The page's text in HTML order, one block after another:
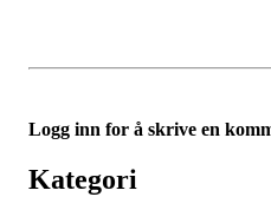
Logg inn for å skrive en
Kategori